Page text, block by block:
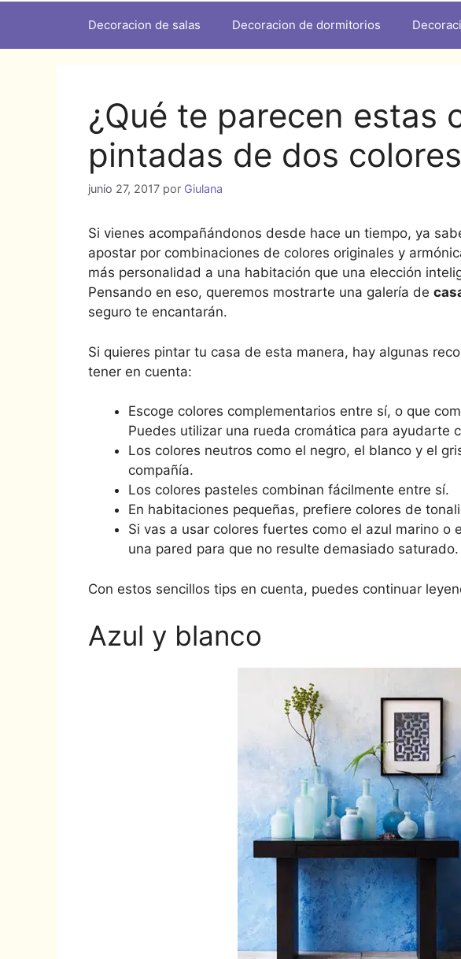
Decoracion de salas Decoracion de dormitorios
¿Qué te parecen estas
pintadas de dos
junio 27, 2017 por Giulana
Si vienes acompañándonos desde hace un tiempo, ya
apostar por combinaciones de colores originales y
más personalidad a una habitación que una elección
Pensando en eso, queremos mostrarte una galería de
seguro te encantarán.
Si quieres pintar tu casa de esta manera, hay algunas
tener en cuenta:
Escoge colores complementarios entre sí, o que
Puedes utilizar una rueda cromática para ayudarte
Los colores neutros como el negro, el blanco y el
compañía.
Los colores pasteles combinan fácilmente entre sí.
En habitaciones pequeñas, prefiere colores de
Si vas a usar colores fuertes como el azul marino o
una pared para que no resulte demasiado saturado.
Con estos sencillos tips en cuenta, puedes continuar
Azul y blanco